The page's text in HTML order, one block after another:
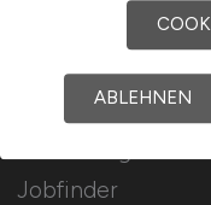
Für
Jobfinder
ABLEHNEN